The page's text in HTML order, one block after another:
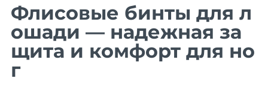
Флисовые бинты для л
ошади — надежная за
щита и комфорт для но
г